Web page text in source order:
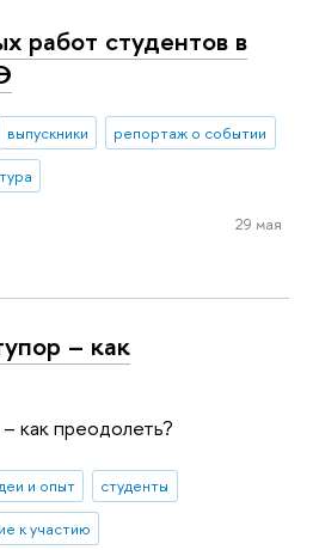
работ студентов в
выпускники
репортаж о событии
29 мая
– как
как преодолеть?
и опыт
студенты
к участию